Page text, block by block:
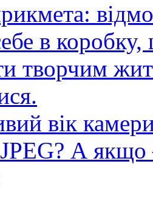
в
творчим
вік
А якщо